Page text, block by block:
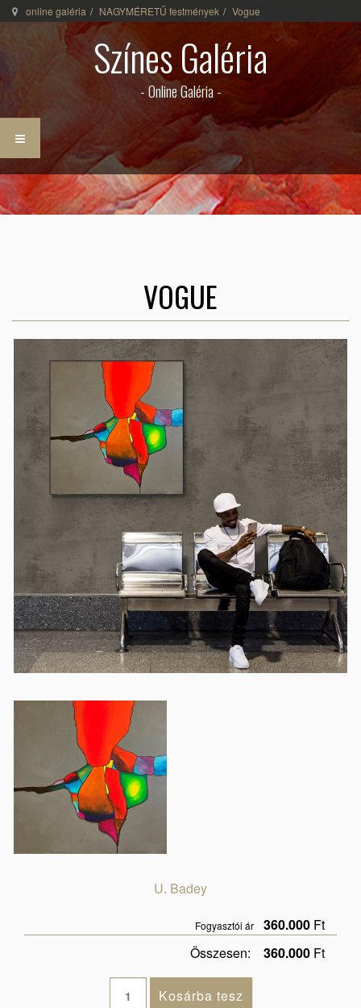
online galéria NAGYMÉRETŰ festmények Vogue
Színes Galéria
- Online Galéria -
VOGUE
U. Badey
Fogyasztói ár 360.000 Ft
Összesen:
360.000 Ft